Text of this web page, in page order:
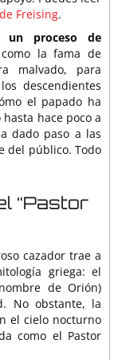
Freising.
un proceso de
la fama de
malvado, para
descendientes
el papado ha
hace poco a
dado paso a las
del público. Todo
“Pastor
cazador trae a
griega: el
de Orión)
No obstante, la
el cielo nocturno
como el Pastor